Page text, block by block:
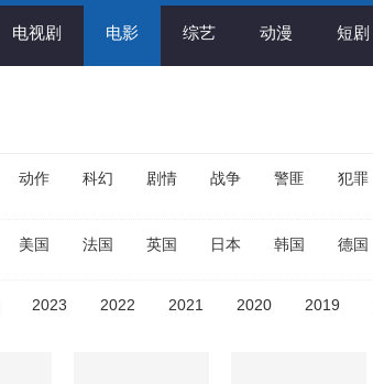
电视剧 电影 综艺 动漫 短剧
动作 科幻 剧情 战争 警匪 犯罪
美国 法国 英国 日本 韩国 德国
2023 2022 2021 2020 2019